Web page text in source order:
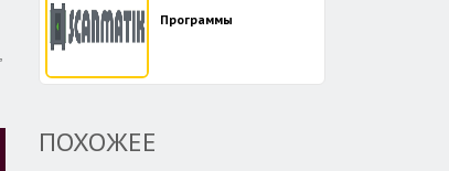
Программы
ПОХОЖЕЕ